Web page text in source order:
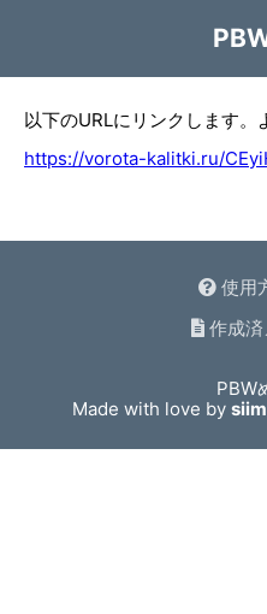
以下のURLにリンクします。
https://vorota-kalitki.ru/
使用
作成済
PBW
Made with love by